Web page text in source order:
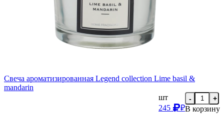
Свеча ароматизированная Legend collection Lime basil &
mandarin
шт
245
₽
- +
В корзину